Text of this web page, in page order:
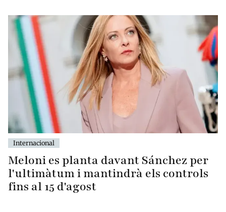
Internacional
Meloni es planta davant Sánchez per
l'ultimàtum i mantindrà els controls
fins al 15 d'agost